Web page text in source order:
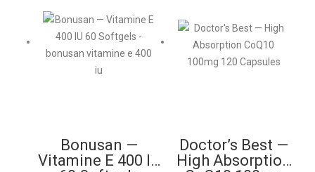
Bonusan —
Vitamine E 400 IU
Doctor’s Best —
High Absorption